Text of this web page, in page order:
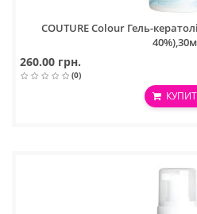
COUTURE Colour Гель-
260.00 грн.
(0)